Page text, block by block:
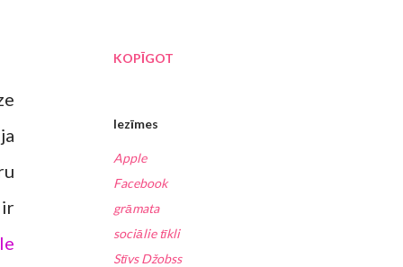
ir
KOPĪGOT
Iezīmes
Apple
Facebook
grāmata
sociālie tīkli
Stīvs Džobss